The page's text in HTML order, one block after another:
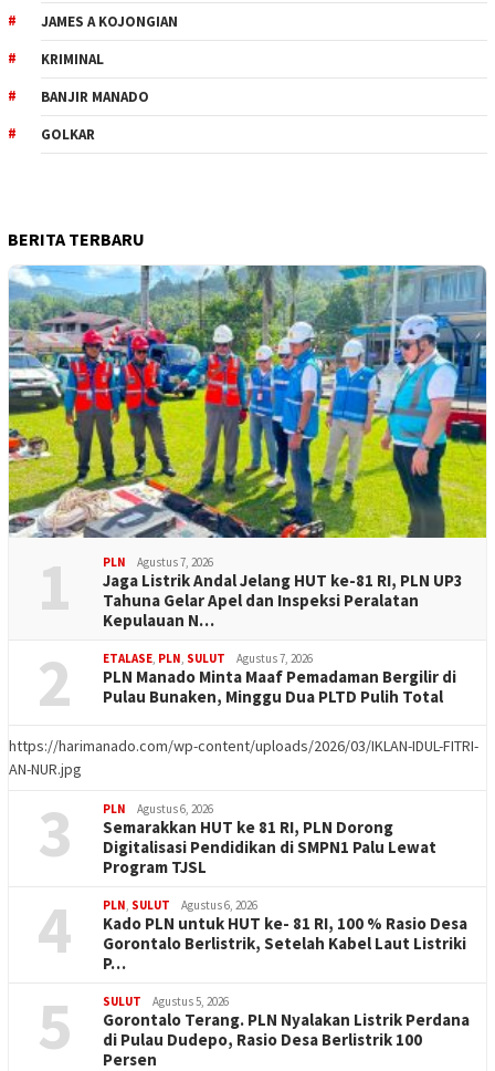
JAMES A KOJONGIAN
KRIMINAL
BANJIR MANADO
GOLKAR
BERITA TERBARU
1 PLN Agustus 7, 2026
Jaga Listrik Andal Jelang HUT ke-81 RI, PLN UP3
Tahuna Gelar Apel dan Inspeksi Peralatan
Kepulauan N…
2 ETALASE, PLN, SULUT Agustus 7, 2026
PLN Manado Minta Maaf Pemadaman Bergilir di
Pulau Bunaken, Minggu Dua PLTD Pulih Total
https://harimanado.com/wp-content/uploads/2026/03/IKLAN-IDUL-FITRI-
AN-NUR.jpg
3 PLN Agustus 6, 2026
Semarakkan HUT ke 81 RI, PLN Dorong
Digitalisasi Pendidikan di SMPN1 Palu Lewat
Program TJSL
4 PLN, SULUT Agustus 6, 2026
Kado PLN untuk HUT ke- 81 RI, 100 % Rasio Desa
Gorontalo Berlistrik, Setelah Kabel Laut Listriki
P…
5 SULUT Agustus 5, 2026
Gorontalo Terang. PLN Nyalakan Listrik Perdana
di Pulau Dudepo, Rasio Desa Berlistrik 100
Persen